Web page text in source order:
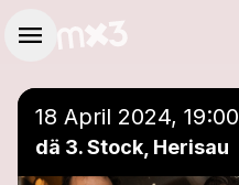
menu
18 April 2024, 19:00
dä 3. Stock, Herisau
Add to a playlist